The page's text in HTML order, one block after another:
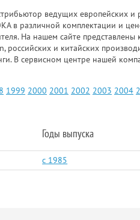
ведущих европейских и
в различной комплектации и
На нашем сайте
российских и китайских
В сервисном центре нашей
1999 2000 2001 2002 2003 2004
Годы выпуска
c 1985